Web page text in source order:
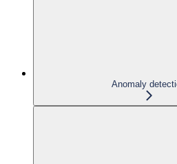
Anomaly